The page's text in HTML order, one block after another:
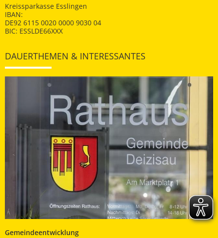
Kreissparkasse Esslingen
IBAN:
DE92 6115 0020 0000 9030 04
BIC: ESSLDE66XXX
DAUERTHEMEN & INTERESSANTES
Gemeindeentwicklung